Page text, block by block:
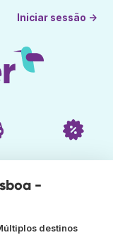
Iniciar sessão →
-
destinos